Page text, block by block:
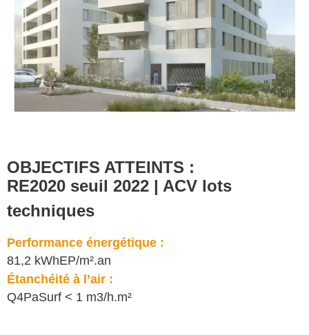
OBJECTIFS ATTEINTS :
RE2020 seuil 2022 | ACV lots
techniques
Performance énergétique :
81,2 kWhEP/m².an
Étanchéité à l’air :
Q4PaSurf < 1 m3/h.m²